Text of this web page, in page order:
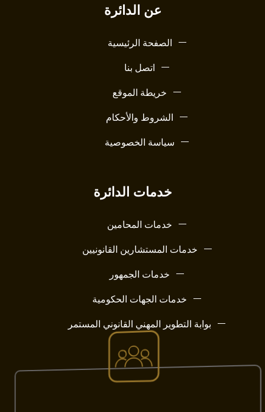
عن الدائرة
الصفحة الرئيسية
اتصل بنا
خريطة الموقع
الشروط والأحكام
سياسة الخصوصية
خدمات الدائرة
خدمات المحامين
خدمات المستشارين القانونيين
خدمات الجمهور
خدمات الجهات الحكومية
بوابة التطوير المهني القانوني المستمر